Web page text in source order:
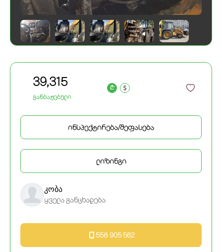
39,315
განბაჟებული
a
ინსპექტირება/შეფასება
ლიზინგი
კობა
ყველა განცხადება
558 905 562